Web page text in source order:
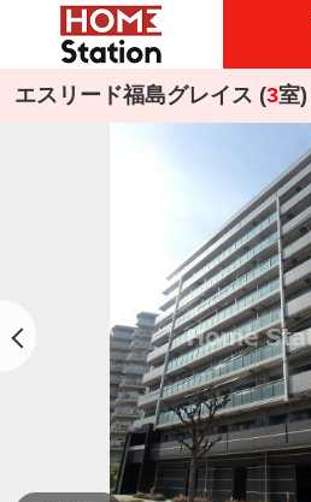
エスリード福島グレイス (3室)